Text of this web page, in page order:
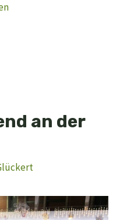
an der